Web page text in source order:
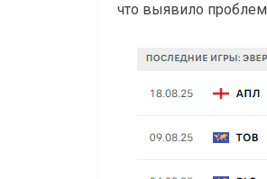
что выявило